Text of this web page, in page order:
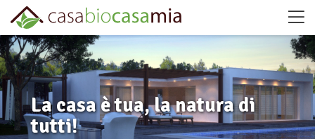
La casa è tua, la natura di
tutti!